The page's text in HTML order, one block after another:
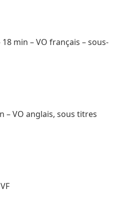
18 min – VO français – sous-
– VO anglais, sous titres